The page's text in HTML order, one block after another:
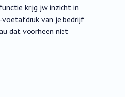
krijg jw inzicht in
voetafdruk van je bedrijf
dat voorheen niet